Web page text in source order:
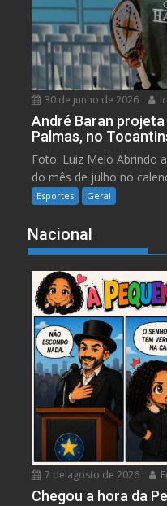
30 de junho de 2026
André Baran
Palmas, no
Foto: Luiz Melo Abrindo
do mês de julho no
Esportes Geral
Nacional
7 de agosto de 2026
Chegou a hora da